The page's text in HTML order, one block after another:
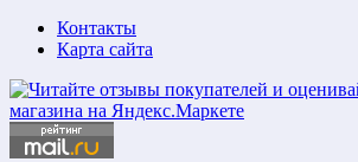
Контакты
Карта сайта